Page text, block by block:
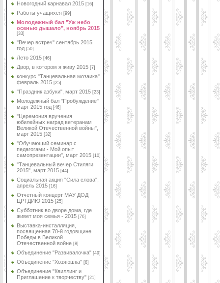
Новогодний карнавал 2015 [16]
Работы учащихся [99]
Молодежный бал "Уж небо
осенью дышало", ноябрь 2015
[33]
"Вечер встреч" сентябрь 2015
год [50]
Лето 2015 [46]
Двор, в котором я живу 2015 [7]
конкурс "Танцевальная мозаика"
февраль 2015 [25]
"Праздник азбуки", март 2015 [23]
Молодежный бал "Пробуждение"
март 2015 год [46]
"Церемония вручения
юбилейных наград ветеранам
Великой Отечественной войны",
март 2015 [32]
"Обучающий семинар с
педагогами - Мой опыт
самопрезентации", март 2015 [10]
"Танцевальный вечер Стиляги
2015", март 2015 [44]
Социальная акция "Сила слова",
апрель 2015 [16]
Отчетный концерт МАУ ДОД
ЦРТДИЮ 2015 [25]
Субботник во дворе дома, где
живет моя семья - 2015 [76]
Выставка-инсталляция,
посвященная 70-й годовщине
Победы в Великой
Отечественной войне [8]
Объединение "Развивалочка" [49]
Объединение "Хозяюшка" [8]
Объединение "Квиллинг и
Приглашение к творчеству" [21]